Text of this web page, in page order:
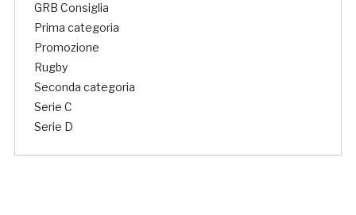
GRB Consiglia
Prima categoria
Promozione
Rugby
Seconda categoria
Serie C
Serie D